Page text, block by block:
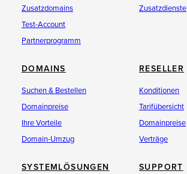
Zusatzdomains
Test-Account
Partnerprogramm
Zusatzdienste
DOMAINS
Suchen & Bestellen
Domainpreise
Ihre Vorteile
Domain-Umzug
RESELLER
Konditionen
Tarifübersicht
Domainpreise
Verträge
SYSTEMLÖSUNGEN SUPPORT